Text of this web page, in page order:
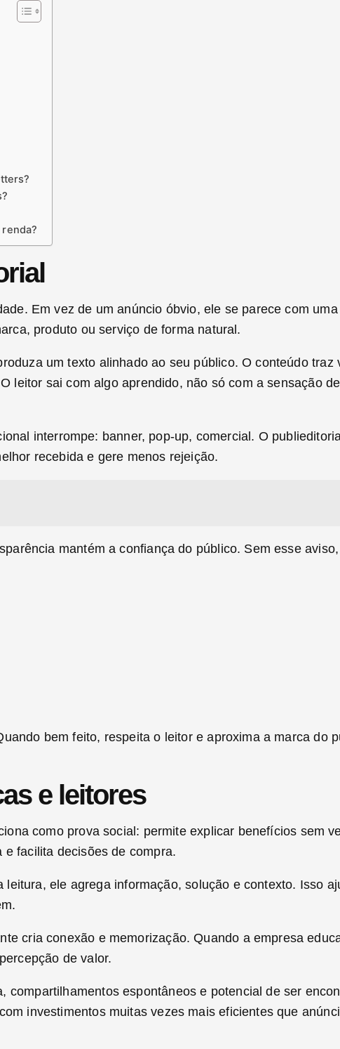
Em vez de um anúncio óbvio, ele se parece com
produto ou serviço de forma natural.
um texto alinhado ao seu público. O conteúdo
sai com algo aprendido, não só com a sensação
interrompe: banner, pop-up, comercial. O
recebida e gere menos rejeição.
mantém a confiança do público. Sem esse
bem feito, respeita o leitor e aproxima a marca do
e leitores
como prova social: permite explicar benefícios sem
facilita decisões de compra.
ele agrega informação, solução e contexto. Isso
cria conexão e memorização. Quando a empresa
de valor.
espontâneos e potencial de ser
investimentos muitas vezes mais eficientes que